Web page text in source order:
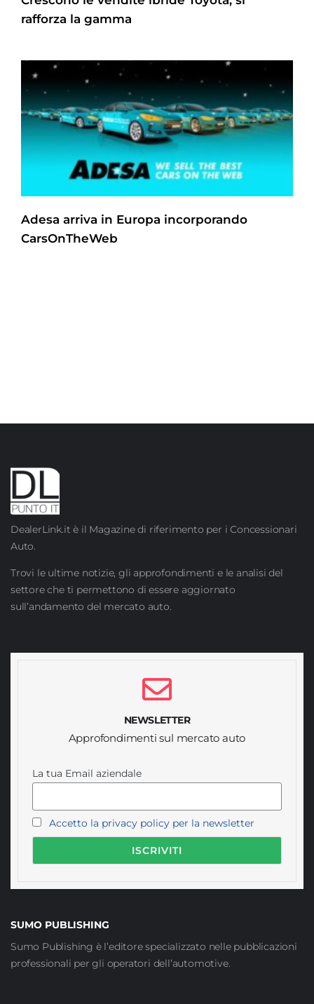
rafforza la gamma
Adesa arriva in Europa incorporando
CarsOnTheWeb
DealerLink.it è il Magazine di riferimento per i Concessionari
Auto.
Trovi le ultime notizie, gli approfondimenti e le analisi del
settore che ti permettono di essere aggiornato
sull’andamento del mercato auto.
NEWSLETTER
Approfondimenti sul mercato auto
La tua Email aziendale
Accetto la privacy policy per la newsletter
SUMO PUBLISHING
Sumo Publishing è l’editore specializzato nelle pubblicazioni
professionali per gli operatori dell’automotive.